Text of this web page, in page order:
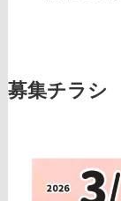
募集チラシ